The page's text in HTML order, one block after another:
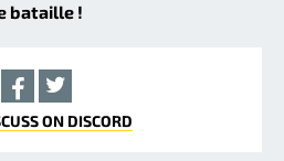
bataille !
ON DISCORD